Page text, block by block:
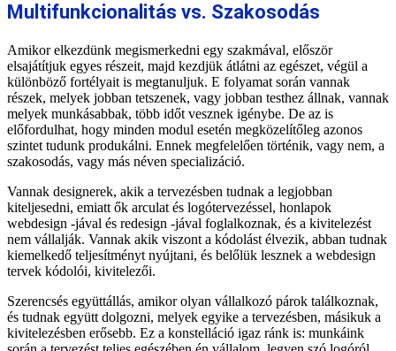
Multifunkcionalitás vs. Szakosodás
Amikor elkezdünk megismerkedni egy szakmával, először
elsajátítjuk egyes részeit, majd kezdjük átlátni az egészet, végül a
különböző fortélyait is megtanuljuk. E folyamat során vannak
részek, melyek jobban tetszenek, vagy jobban testhez állnak, vannak
melyek munkásabbak, több időt vesznek igénybe. De az is
előfordulhat, hogy minden modul esetén megközelítőleg azonos
szintet tudunk produkálni. Ennek megfelelően történik, vagy nem, a
szakosodás, vagy más néven specializáció.
Vannak designerek, akik a tervezésben tudnak a legjobban
kiteljesedni, emiatt ők arculat és logótervezéssel, honlapok
webdesign -jával és redesign -jával foglalkoznak, és a kivitelezést
nem vállalják. Vannak akik viszont a kódolást élvezik, abban tudnak
kiemelkedő teljesítményt nyújtani, és belőlük lesznek a webdesign
tervek kódolói, kivitelezői.
Szerencsés együttállás, amikor olyan vállalkozó párok találkoznak,
és tudnak együtt dolgozni, melyek egyike a tervezésben, másikuk a
kivitelezésben erősebb. Ez a konstelláció igaz ránk is: munkáink